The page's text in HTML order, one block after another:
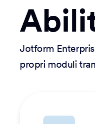
Jotform
propri moduli